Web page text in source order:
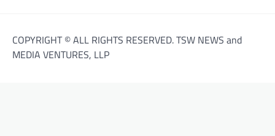
COPYRIGHT © ALL RIGHTS RESERVED. TSW NEWS and
MEDIA VENTURES, LLP